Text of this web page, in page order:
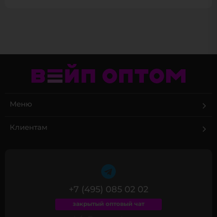
+7 (495) 085 02 02
закрытый оптовый чат
Клиентам
Меню